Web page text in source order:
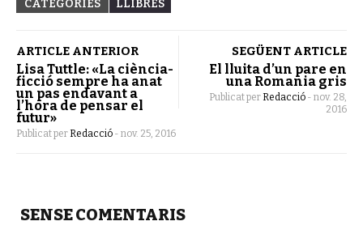
CATEGORIES LLIBRES
ARTICLE ANTERIOR
Lisa Tuttle: «La ciència-
ficció sempre ha anat
un pas endavant a
l’hora de pensar el
futur»
Publicat per Redacció - nov. 25, 2016
SEGÜENT ARTICLE
El lluita d’un pare en
una Romania gris
Publicat per Redacció - nov. 28,
2016
SENSE COMENTARIS